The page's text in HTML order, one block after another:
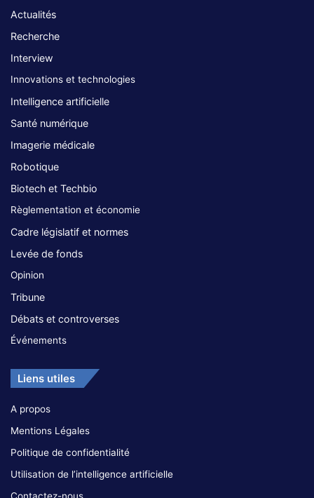
Actualités
Recherche
Interview
Innovations et technologies
Intelligence artificielle
Santé numérique
Imagerie médicale
Robotique
Biotech et Techbio
Règlementation et économie
Cadre législatif et normes
Levée de fonds
Opinion
Tribune
Débats et controverses
Événements
Liens utiles
A propos
Mentions Légales
Politique de confidentialité
Utilisation de l’intelligence artificielle
Contactez-nous